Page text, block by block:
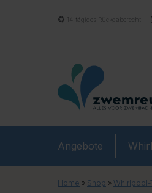
14-tägiges Rückgaberecht
Angebote
Home » Shop » Whirlpool-